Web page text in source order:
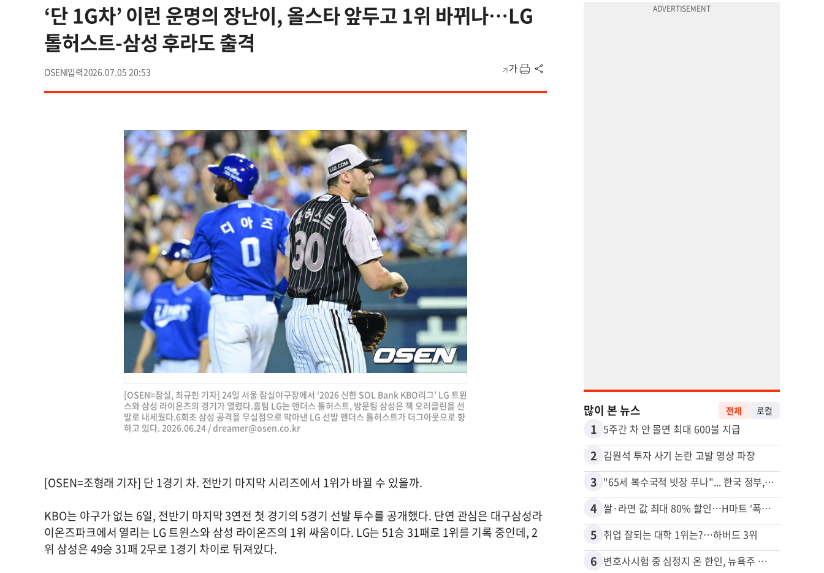
‘단 1G차’ 이런 운명의 장난이, 올스타 앞두고 1위 바뀌나…LG
톨허스트-삼성 후라도 출격
OSEN 2026.07.05 20:53
[OSEN=잠실, 최규한 기자] 24일 서울 잠실야구장에서 ‘2026 신한 SOL Bank KBO리그’ LG 트윈
스와 삼성 라이온즈의 경기가 열렸다.홈팀 LG는 앤더스 톨허스트, 방문팀 삼성은 잭 오러클린을 선
발로 내세웠다.6회초 삼성 공격을 무실점으로 막아낸 LG 선발 앤더스 톨허스트가 더그아웃으로 향
하고 있다. 2026.06.24 /dreamer@osen.co.kr
[OSEN=조형래 기자] 단 1경기 차. 전반기 마지막 시리즈에서 1위가 바뀔 수 있을까.
KBO는 야구가 없는 6일, 전반기 마지막 3연전 첫 경기의 5경기 선발 투수를 공개했다. 단연 관심은 대구삼성라
이온즈파크에서 열리는 LG 트윈스와 삼성 라이온즈의 1위 싸움이다. LG는 51승 31패로 1위를 기록 중인데, 2
위 삼성은 49승 31패 2무로 1경기 차이로 뒤져있다.
많이 본 뉴스 전체 로컬
1 5주간 차 안 몰면 최대 600불 지급
2 김원석 투자 사기 논란 고발 영상 파장
3 "65세 복수국적 빗장 푸나"... 한국 정부, 연령 완화 전면 추진
4 쌀·라면 값 최대 80% 할인…H마트 ‘폭탄 세일’
5 취업 잘되는 대학 1위는?…하버드 3위
6 변호사시험 중 심정지 온 한인, 뉴욕주 제소